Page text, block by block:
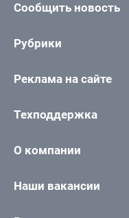
Сообщить новость
Рубрики
Реклама на сайте
Техподдержка
О компании
Наши вакансии